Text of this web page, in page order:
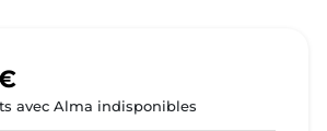
avec Alma indisponibles